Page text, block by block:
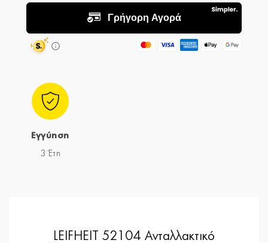
Εγγύηση
3 Έτη
LEIFHEIT 52104 Ανταλλακτικό